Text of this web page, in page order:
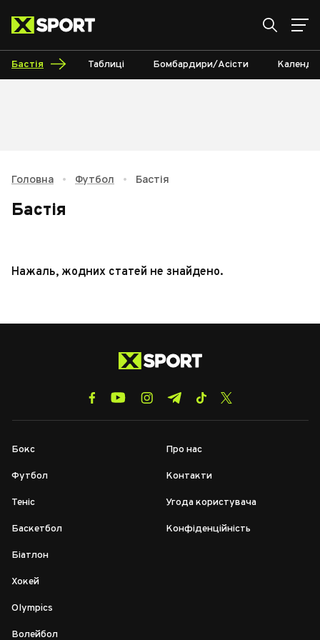
Бастія Таблиці Бомбардири/Асісти
Головна • Футбол • Бастія
Бастія
Нажаль, жодних статей не знайдено.
Бокс
Футбол
Теніс
Баскетбол
Біатлон
Хокей
Olympics
Волейбол
Про нас
Контакти
Угода користувача
Конфіденційність